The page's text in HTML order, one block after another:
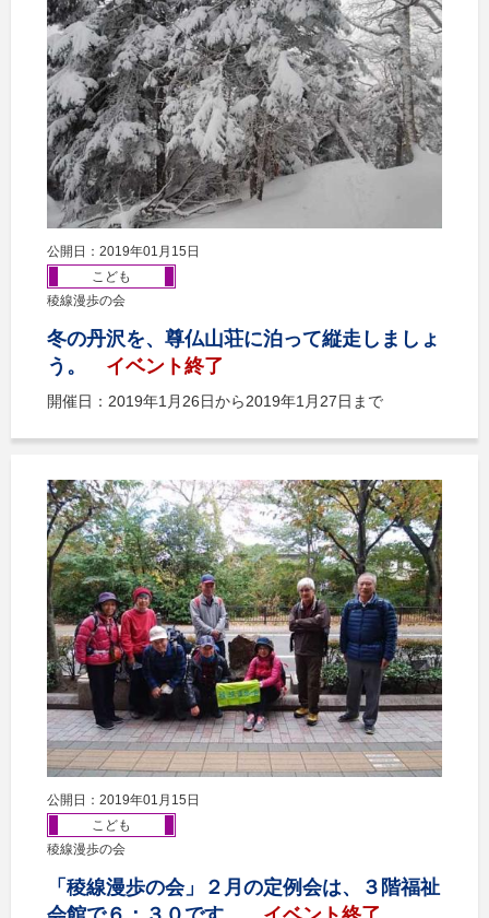
公開日：2019年01月15日
こども
稜線漫歩の会
冬の丹沢を、尊仏山荘に泊って縦走しましょ
う。
イベント終了
開催日：2019年1月26日から2019年1月27日まで
公開日：2019年01月15日
こども
稜線漫歩の会
「稜線漫歩の会」２月の定例会は、３階福祉